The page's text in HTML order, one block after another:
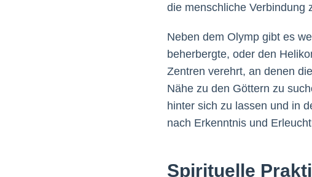
die menschliche Verbindung
Neben dem Olymp gibt es
beherbergte, oder den
Zentren verehrt, an denen
Nähe zu den Göttern zu
hinter sich zu lassen und in
nach Erkenntnis und
Spirituelle